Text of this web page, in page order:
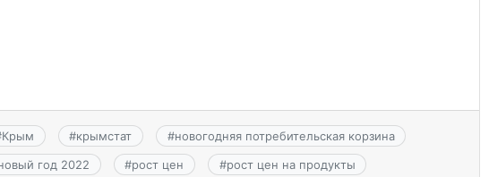
Крым #крымстат #новогодняя потребительская корзина
год 2022 #рост цен #рост цен на продукты